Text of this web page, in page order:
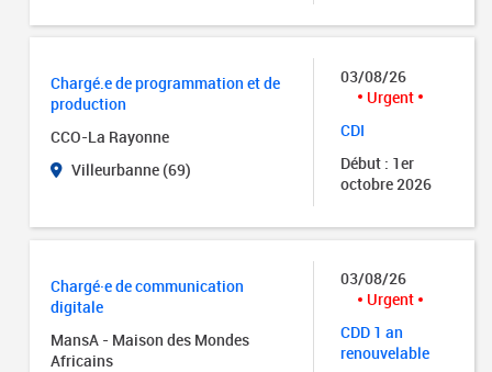
Chargé.e de programmation et de
production
CCO-La Rayonne
Villeurbanne (69)
03/08/26
Urgent
CDI
Début : 1er
octobre 2026
Chargé·e de communication
digitale
MansA - Maison des Mondes
Africains
03/08/26
Urgent
CDD 1 an
renouvelable